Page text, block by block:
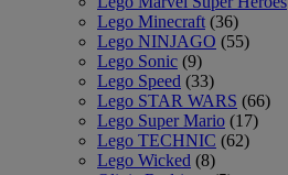
Lego Minecraft (36)
Lego NINJAGO (55)
Lego Sonic (9)
Lego Speed (33)
Lego STAR WARS (66)
Lego Super Mario (17)
Lego TECHNIC (62)
Lego Wicked (8)